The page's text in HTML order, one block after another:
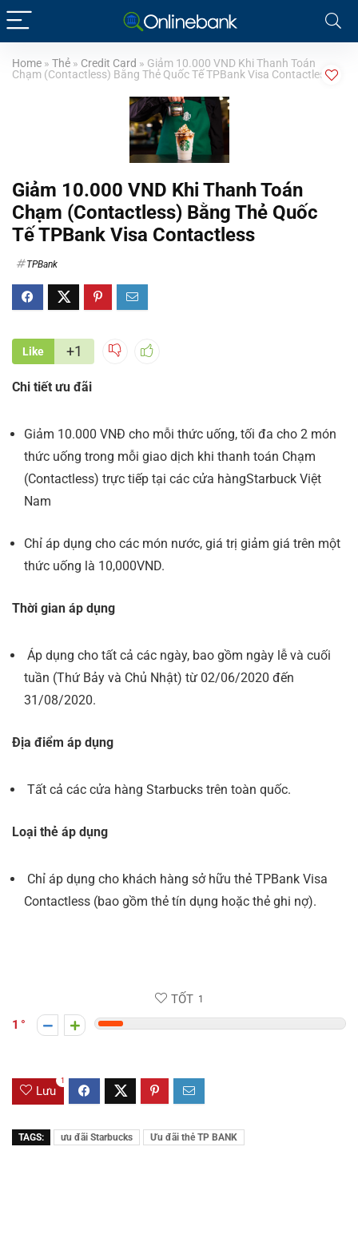
Home » Thẻ » Credit Card » Giảm 10.000 VND Khi Thanh Toán
Chạm (Contactless) Bằng Thẻ Quốc Tế TPBank Visa Contactless
Giảm 10.000 VND Khi Thanh Toán
Chạm (Contactless) Bằng Thẻ Quốc
Tế TPBank Visa Contactless
TPBank
Like +1
Chi tiết ưu đãi
Giảm 10.000 VNĐ cho mỗi thức uống, tối đa cho 2 món
thức uống trong mỗi giao dịch khi thanh toán Chạm
(Contactless) trực tiếp tại các cửa hàngStarbuck Việt
Nam
Chỉ áp dụng cho các món nước, giá trị giảm giá trên một
thức uống là 10,000VND.
Thời gian áp dụng
Áp dụng cho tất cả các ngày, bao gồm ngày lễ và cuối
tuần (Thứ Bảy và Chủ Nhật) từ 02/06/2020 đến
31/08/2020.
Địa điểm áp dụng
Tất cả các cửa hàng Starbucks trên toàn quốc.
Loại thẻ áp dụng
Chỉ áp dụng cho khách hàng sở hữu thẻ TPBank Visa
Contactless (bao gồm thẻ tín dụng hoặc thẻ ghi nợ).
TỐT 1
1
Lưu
1
TAGS: ưu đãi Starbucks Ưu đãi thẻ TP BANK